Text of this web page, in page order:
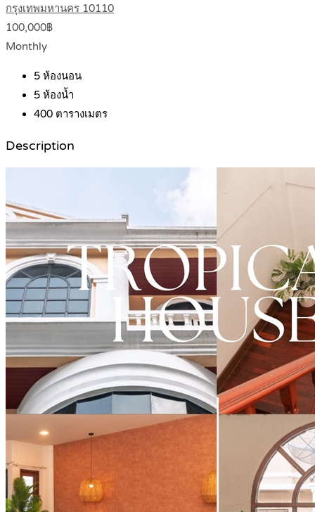
กรุงเทพมหานคร 10110
100,000฿
Monthly
5 ห้องนอน
5 ห้องน้ำ
400 ตารางเมตร
Description